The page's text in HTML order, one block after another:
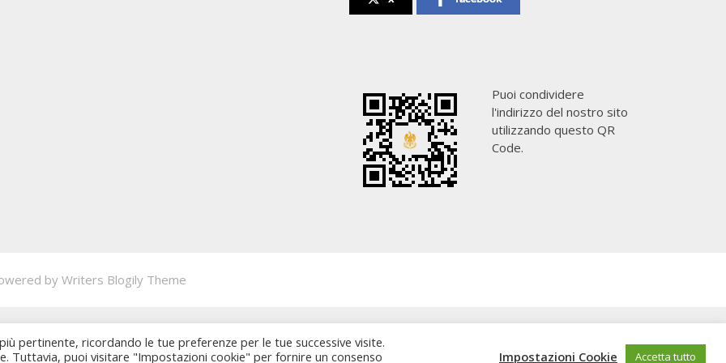
Puoi condividere
l'indirizzo del nostro sito
utilizzando questo QR
Code.
by Writers Blogily Theme
pertinente, ricordando le tue preferenze per le tue successive visite.
Tuttavia, puoi visitare "Impostazioni cookie" per fornire un consenso
Impostazioni Cookie Accetta tutto